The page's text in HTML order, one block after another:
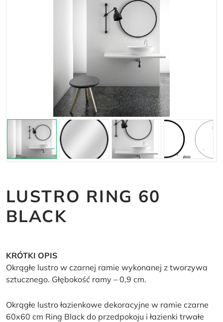
LUSTRO RING 60
BLACK
KRÓTKI OPIS
Okrągłe lustro w czarnej ramie wykonanej z tworzywa
sztucznego. Głębokość ramy – 0,9 cm.
Okrągłe lustro łazienkowe dekoracyjne w ramie czarne
60x60 cm Ring Black do przedpokoju i łazienki trwałe